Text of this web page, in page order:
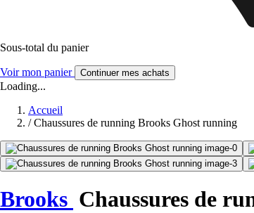
Sous-total du panier
Voir mon panier Continuer mes achats
Loading...
Accueil
/ Chaussures de running Brooks Ghost running
Brooks Chaussures de